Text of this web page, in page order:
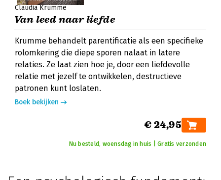
Claudia Krumme
Van leed naar liefde
Krumme behandelt parentificatie als een specifieke
rolomkering die diepe sporen nalaat in latere
relaties. Ze laat zien hoe je, door een liefdevolle
relatie met jezelf te ontwikkelen, destructieve
patronen kunt loslaten.
Boek bekijken
€ 24,95
Nu besteld, woensdag in huis | Gratis verzonden